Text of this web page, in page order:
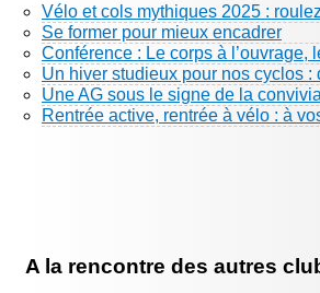
Vélo et cols mythiques 2025 :
Se former pour mieux encadrer
Conférence : Le corps à
Un hiver studieux pour nos cyclos
Une AG sous le signe de la
Rentrée active, rentrée à vélo : à
A la rencontre des autres